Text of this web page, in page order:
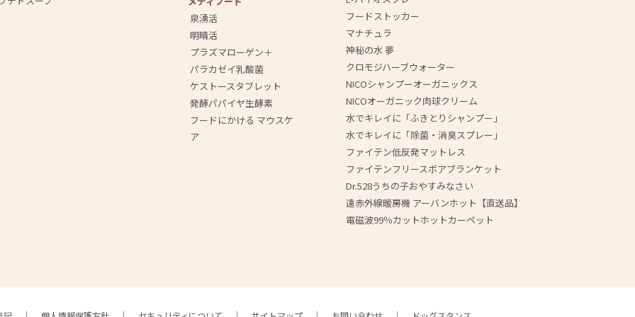
泉湧活
明晴活
プラズマローゲン＋
パラカゼイ乳酸菌
ケストースタブレット
発酵パパイヤ生酵素
フードにかける マウスケ
ア
フードストッカー
マナチュラ
神秘の水 夢
クロモジハーブウォーター
NICOシャンプーオーガニックス
NICOオーガニック肉球クリーム
水でキレイに「ふきとりシャンプー」
水でキレイに「除菌・消臭スプレー」
ファイテン低反発マットレス
ファイテンフリースボアブランケット
Dr.528うちの子おやすみなさい
遠赤外線暖房機 アーバンホット【直送品】
電磁波99％カットホットカーペット